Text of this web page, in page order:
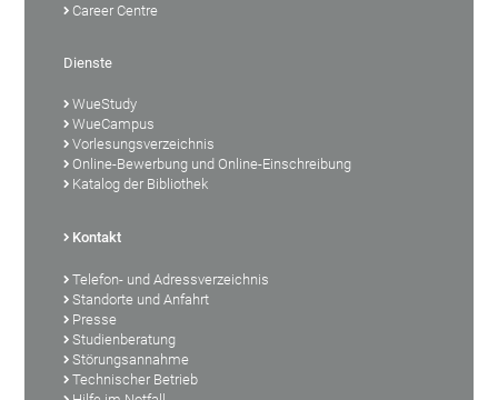
Career Centre
Dienste
WueStudy
WueCampus
Vorlesungsverzeichnis
Online-Bewerbung und Online-Einschreibung
Katalog der Bibliothek
Kontakt
Telefon- und Adressverzeichnis
Standorte und Anfahrt
Presse
Studienberatung
Störungsannahme
Technischer Betrieb